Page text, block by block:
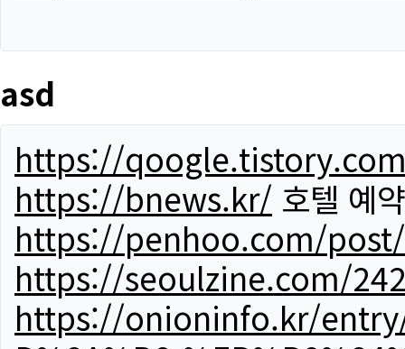
asd
https://
https://bnews.kr/ 호텔 예약
https://penhoo.com/
https://seoulzine.com/
https://onioninfo.kr/entry/